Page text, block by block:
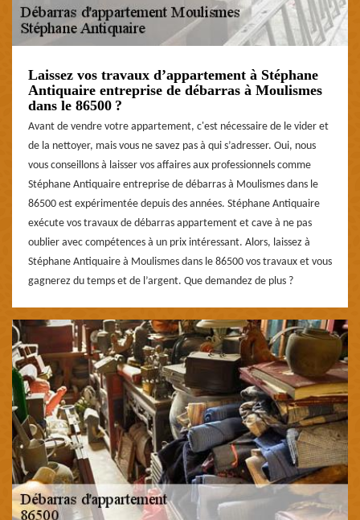
Laissez vos travaux d’appartement à Stéphane
Antiquaire entreprise de débarras à Moulismes
dans le 86500 ?
Avant de vendre votre appartement, c'est nécessaire de le vider et
de la nettoyer, mais vous ne savez pas à qui s’adresser. Oui, nous
vous conseillons à laisser vos affaires aux professionnels comme
Stéphane Antiquaire entreprise de débarras à Moulismes dans le
86500 est expérimentée depuis des années. Stéphane Antiquaire
exécute vos travaux de débarras appartement et cave à ne pas
oublier avec compétences à un prix intéressant. Alors, laissez à
Stéphane Antiquaire à Moulismes dans le 86500 vos travaux et vous
gagnerez du temps et de l’argent. Que demandez de plus ?